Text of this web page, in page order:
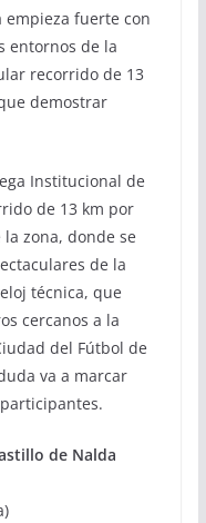
empieza fuerte con
entornos de la
recorrido de 13
demostrar
Institucional de
de 13 km por
zona, donde se
de la
técnica, que
cercanos a la
del Fútbol de
va a marcar
de Nalda